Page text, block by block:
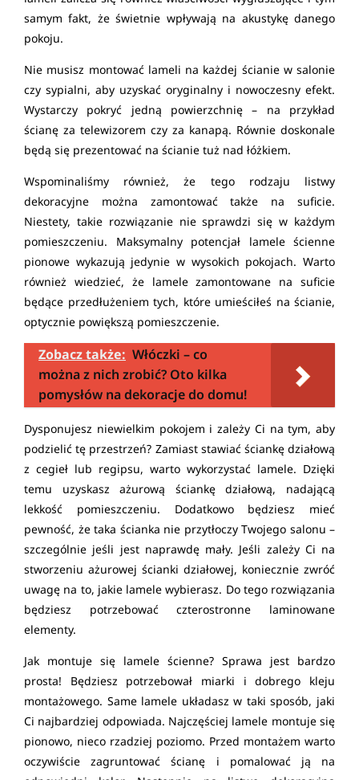
samym fakt, że świetnie wpływają na akustykę danego
pokoju.
Nie musisz montować lameli na każdej ścianie w salonie
czy sypialni, aby uzyskać oryginalny i nowoczesny efekt.
Wystarczy pokryć jedną powierzchnię – na przykład
ścianę za telewizorem czy za kanapą. Równie doskonale
będą się prezentować na ścianie tuż nad łóżkiem.
Wspominaliśmy również, że tego rodzaju listwy
dekoracyjne można zamontować także na suficie.
Niestety, takie rozwiązanie nie sprawdzi się w każdym
pomieszczeniu. Maksymalny potencjał lamele ścienne
pionowe wykazują jedynie w wysokich pokojach. Warto
również wiedzieć, że lamele zamontowane na suficie
będące przedłużeniem tych, które umieściłeś na ścianie,
optycznie powiększą pomieszczenie.
Zobacz także: Włóczki – co
można z nich zrobić? Oto kilka
pomysłów na dekoracje do domu!
Dysponujesz niewielkim pokojem i zależy Ci na tym, aby
podzielić tę przestrzeń? Zamiast stawiać ściankę działową
z cegieł lub regipsu, warto wykorzystać lamele. Dzięki
temu uzyskasz ażurową ściankę działową, nadającą
lekkość pomieszczeniu. Dodatkowo będziesz mieć
pewność, że taka ścianka nie przytłoczy Twojego salonu –
szczególnie jeśli jest naprawdę mały. Jeśli zależy Ci na
stworzeniu ażurowej ścianki działowej, koniecznie zwróć
uwagę na to, jakie lamele wybierasz. Do tego rozwiązania
będziesz potrzebować czterostronne laminowane
elementy.
Jak montuje się lamele ścienne? Sprawa jest bardzo
prosta! Będziesz potrzebował miarki i dobrego kleju
montażowego. Same lamele układasz w taki sposób, jaki
Ci najbardziej odpowiada. Najczęściej lamele montuje się
pionowo, nieco rzadziej poziomo. Przed montażem warto
oczywiście zagruntować ścianę i pomalować ją na